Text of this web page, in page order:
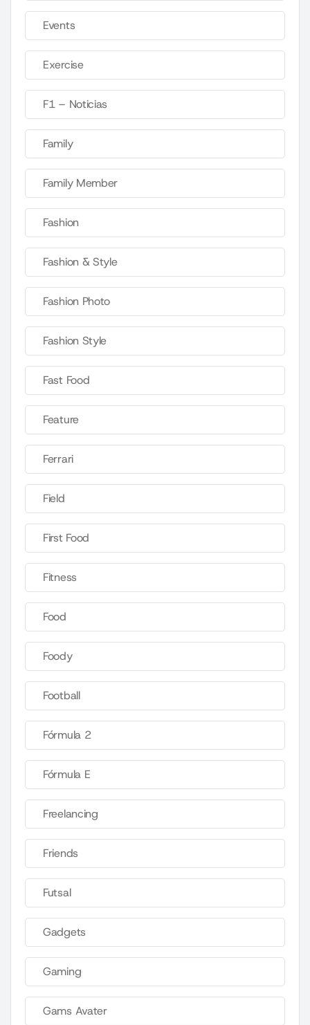
Events
Exercise
F1 – Noticias
Family
Family Member
Fashion
Fashion & Style
Fashion Photo
Fashion Style
Fast Food
Feature
Ferrari
Field
First Food
Fitness
Food
Foody
Football
Fórmula 2
Fórmula E
Freelancing
Friends
Futsal
Gadgets
Gaming
Gams Avater